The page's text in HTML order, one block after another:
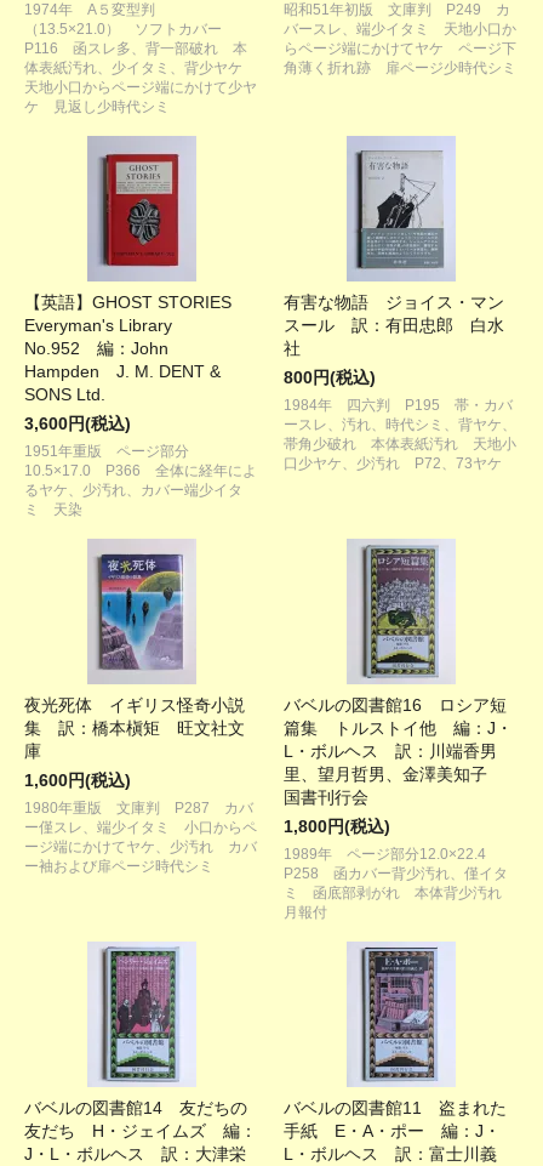
1974年 A５変型判
（13.5×21.0） ソフトカバー
P116 函スレ多、背一部破れ 本
体表紙汚れ、少イタミ、背少ヤケ
天地小口からページ端にかけて少ヤ
ケ 見返し少時代シミ
昭和51年初版 文庫判 P249 カ
バースレ、端少イタミ 天地小口か
らページ端にかけてヤケ ページ下
角薄く折れ跡 扉ページ少時代シミ
【英語】GHOST STORIES
Everyman's Library
No.952 編：John
Hampden J. M. DENT &
SONS Ltd.
3,600円(税込)
1951年重版 ページ部分
10.5×17.0 P366 全体に経年によ
るヤケ、少汚れ、カバー端少イタ
ミ 天染
有害な物語 ジョイス・マン
スール 訳：有田忠郎 白水
社
800円(税込)
1984年 四六判 P195 帯・カバ
ースレ、汚れ、時代シミ、背ヤケ、
帯角少破れ 本体表紙汚れ 天地小
口少ヤケ、少汚れ P72、73ヤケ
夜光死体 イギリス怪奇小説
集 訳：橋本槇矩 旺文社文
庫
1,600円(税込)
1980年重版 文庫判 P287 カバ
ー僅スレ、端少イタミ 小口からペ
ージ端にかけてヤケ、少汚れ カバ
ー袖および扉ページ時代シミ
バベルの図書館16 ロシア短
篇集 トルストイ他 編：J・
L・ボルヘス 訳：川端香男
里、望月哲男、金澤美知子
国書刊行会
1,800円(税込)
1989年 ページ部分12.0×22.4
P258 函カバー背少汚れ、僅イタ
ミ 函底部剥がれ 本体背少汚れ
月報付
バベルの図書館14 友だちの
友だち H・ジェイムズ 編：
J・L・ボルヘス 訳：大津栄
バベルの図書館11 盗まれた
手紙 E・A・ポー 編：J・
L・ボルヘス 訳：富士川義